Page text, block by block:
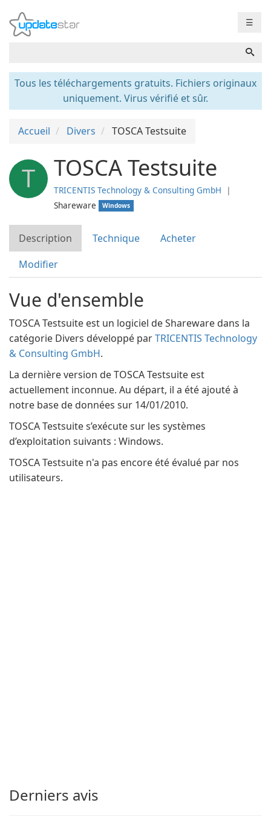
☰
Tous les téléchargements gratuits. Fichiers originaux
uniquement. Virus vérifié et sûr.
Accueil Divers TOSCA Testsuite
T TOSCA Testsuite
TRICENTIS Technology & Consulting GmbH
❘
Shareware
Windows
Description Technique
Acheter
Modifier
Vue d'ensemble
TOSCA Testsuite est un logiciel de Shareware dans la
catégorie Divers développé parTRICENTIS Technology
& Consulting GmbH.
La dernière version de TOSCA Testsuite est
actuellement inconnue. Au départ, il a été ajouté à
notre base de données sur 14/01/2010.
TOSCA Testsuite s’exécute sur les systèmes
d’exploitation suivants : Windows.
TOSCA Testsuite n'a pas encore été évalué par nos
utilisateurs.
Derniers avis